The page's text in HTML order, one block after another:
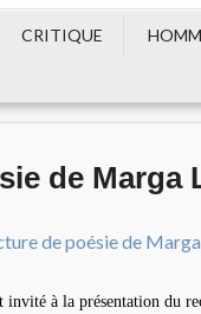
CRITIQUE
de Marga
invité à la présentation du